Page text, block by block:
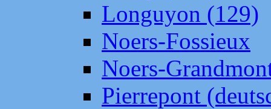
Longuyon (129)
Noers-Fossieux
Noers-
Pierrepont